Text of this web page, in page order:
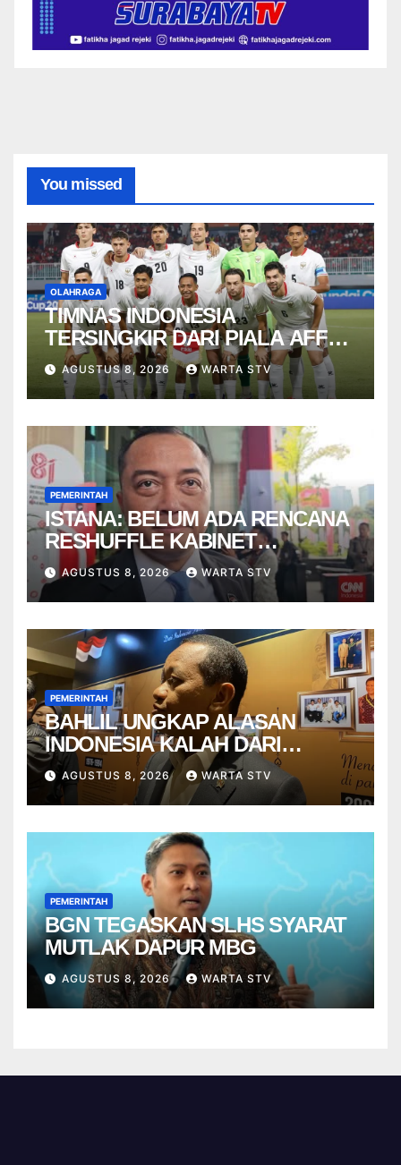
You missed
OLAHRAGA
TIMNAS INDONESIA
TERSINGKIR DARI PIALA AFF
2026
AGUSTUS 8, 2026 WARTA STV
PEMERINTAH
ISTANA: BELUM ADA RENCANA
RESHUFFLE KABINET
AGUSTUS
AGUSTUS 8, 2026 WARTA STV
PEMERINTAH
BAHLIL UNGKAP ALASAN
INDONESIA KALAH DARI
VIETNAM
AGUSTUS 8, 2026 WARTA STV
PEMERINTAH
BGN TEGASKAN SLHS SYARAT
MUTLAK DAPUR MBG
AGUSTUS 8, 2026 WARTA STV